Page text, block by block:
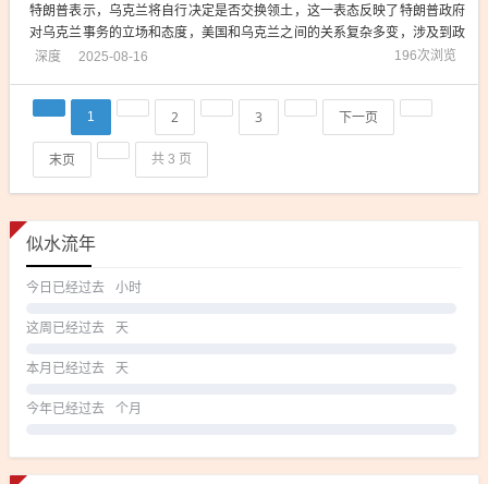
特朗普表示，乌克兰将自行决定是否交换领土，这一表态反映了特朗普政府
对乌克兰事务的立场和态度，美国和乌克兰之间的关系复杂多变，涉及到政
治、经济、军事等多个方面，特朗普的表态对于乌克兰来说是一个重要的信
析，国际社会也需密切关注此事的发展。...
深度 2025-08-16 196次浏览
1 2 3 下一页
末页 共 3 页
似水流年
今日已经过去 小时
这周已经过去 天
本月已经过去 天
今年已经过去 个月